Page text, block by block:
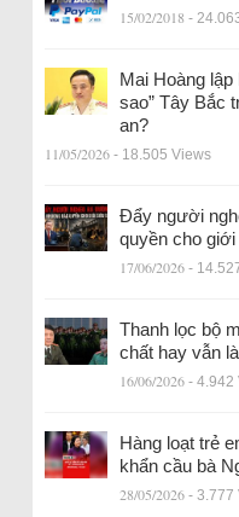
15/02/2018 -
Mai Hoàng lập
sao” Tây Bắc
an?
11/05/2026 - 18.505 Views
Đẩy người
quyền cho giới
17/06/2026 -
Thanh lọc bộ
chất hay vẫn
16/06/2026 - 4.942
Hàng loạt trẻ
khẩn cầu bà
28/05/2026 - 3.777